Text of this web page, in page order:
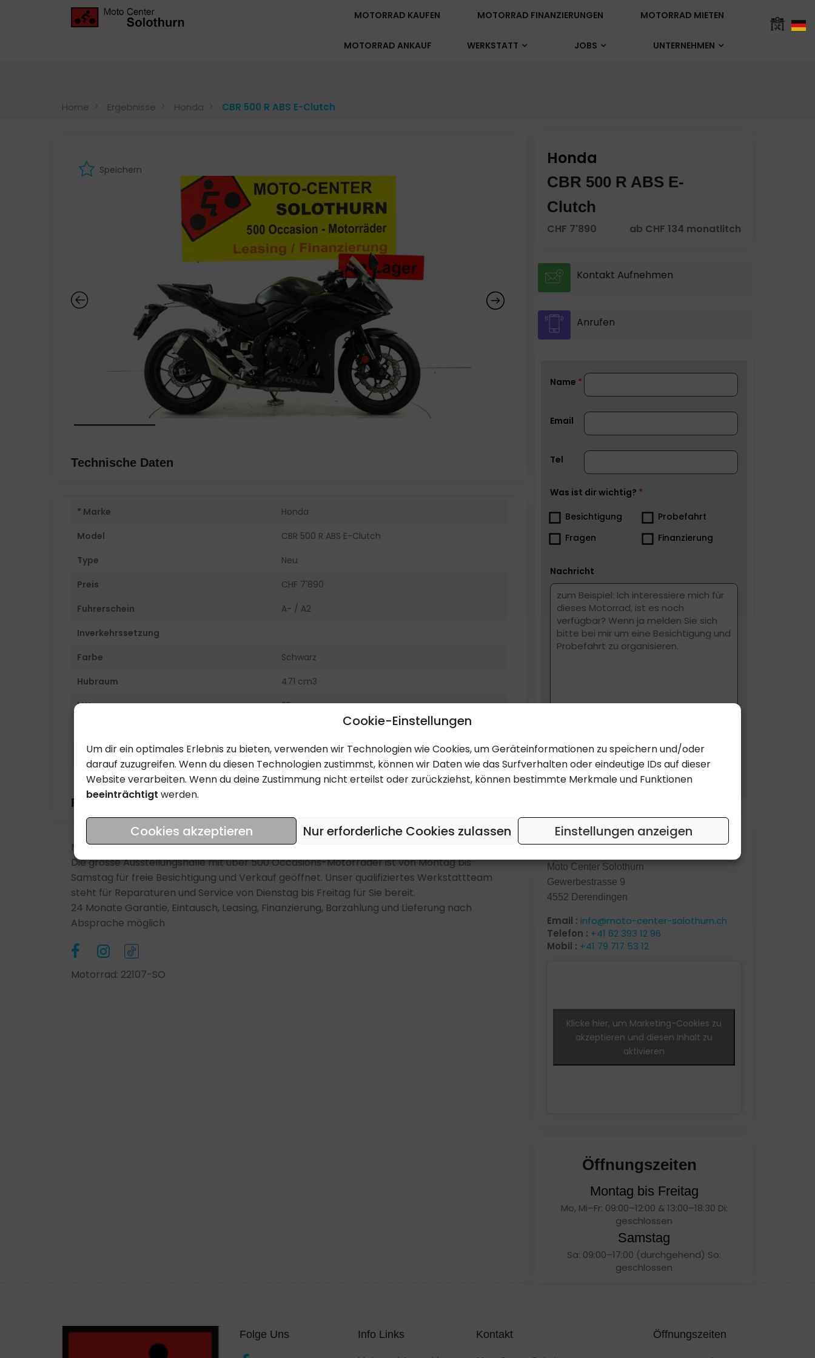
Cookie-Einstellungen
Um dir ein optimales Erlebnis zu bieten, verwenden wir Technologien wie Cookies, um Geräteinformationen zu speichern und/oder
darauf zuzugreifen. Wenn du diesen Technologien zustimmst, können wir Daten wie das Surfverhalten oder eindeutige IDs auf dieser
Website verarbeiten. Wenn du deine Zustimmung nicht erteilst oder zurückziehst, können bestimmte Merkmale und Funktionen
beeinträchtigt werden.
Cookies akzeptieren Nur erforderliche Cookies zulassen Einstellungen anzeigen
MOTORRAD MIETEN
MOTORRAD FINANZIERUNGEN
MOTORRAD KAUFEN
UNTERNEHMEN
JOBS
WERKSTATT
MOTORRAD ANKAUF
Home Ergebnisse Honda CBR 500 R ABS E-Clutch
Speichern
Technische Daten
* Marke
Honda
Model
CBR 500 R ABS E-Clutch
Type
Neu
Preis
CHF 7'890
Fuhrerschein
A- / A2
Inverkehrssetzung
Farbe
Schwarz
Hubraum
471 cm3
kW
35
Zustand
Top
Fahrzeug Beschreibung
Motorrad Zustand: Neufahrzeug
Die grosse Ausstellungshalle mit über 500 Occasions-Motorräder ist von Montag bis
Samstag für freie Besichtigung und Verkauf geöffnet. Unser qualifiziertes Werkstattteam
steht für Reparaturen und Service von Dienstag bis Freitag für Sie bereit.
24 Monate Garantie, Eintausch, Leasing, Finanzierung, Barzahlung und Lieferung nach
Absprache möglich
Motorrad: 22107-SO
Honda
CBR 500 R ABS E-
Clutch
CHF 7'890 ab CHF 134 monatlitch
Kontakt Aufnehmen
Anrufen
Name
Email
Tel
Was ist dir wichtig?
Besichtigung
Probefahrt
Fragen
Finanzierung
Nachricht
SUBMIT
Kontakt
Moto Center Solothurn
Gewerbestrasse 9
4552 Derendingen
Email : info@moto-center-solothurn.ch
Telefon : +41 62 393 12 96
Mobil : +41 79 717 53 12
Klicke hier, um Marketing-Cookies zu
akzeptieren und diesen Inhalt zu
aktivieren
Öffnungszeiten
Montag bis Freitag
Mo, Mi–Fr: 09:00–12:00 & 13:00–18:30 Di:
geschlossen
Samstag
Sa: 09:00–17:00 (durchgehend) So:
geschlossen
Folge Uns Info Links Kontakt Öffnungszeiten